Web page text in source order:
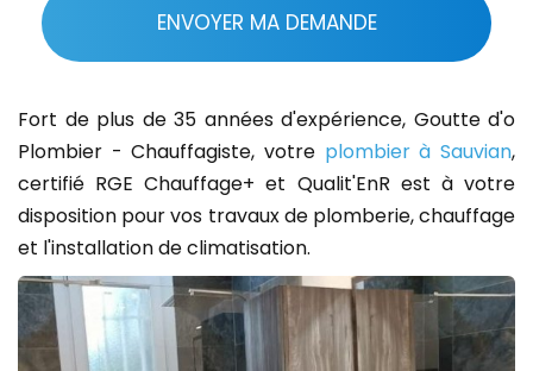
RGPD
*
ENVOYER MA DEMANDE
Fort de plus de 35 années d'expérience, Goutte d'o
Plombier - Chauffagiste, votre plombier à Sauvian,
certifié RGE Chauffage+ et Qualit'EnR est à votre
disposition pour vos travaux de plomberie, chauffage
et l'installation de climatisation.